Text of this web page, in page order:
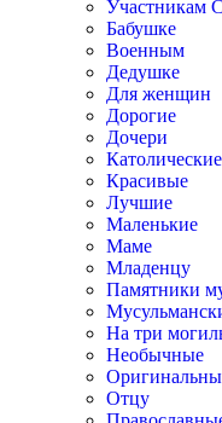
Участникам
Бабушке
Военным
Дедушке
Для женщин
Дорогие
Дочери
Католические
Красивые
Лучшие
Маленькие
Маме
Младенцу
Памятники
На три
Необычные
Отцу